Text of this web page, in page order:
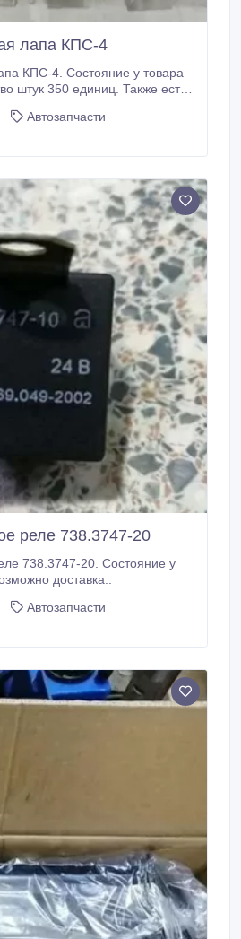
лапа КПС-4
КПС-4. Состояние у товара
штук 350 единиц. Также есть в
Автозапчасти
реле 738.3747-20
738.3747-20. Состояние у
доставка..
Автозапчасти